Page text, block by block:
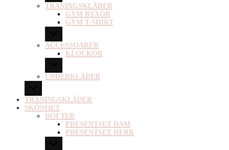
TRÄNINGSKLÄDER
GYM BYXOR
GYM T-SHIRT
ACCESSOARER
KLOCKOR
UNDERKLÄDER
TRÄNINGSKLÄDER
SKÖNHET
DOFTER
PRESENTSET DAM
PRESENTSET HERR